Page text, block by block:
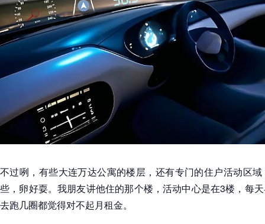
不过咧，有些大连万达公寓的楼层，还有专门的住户活动区
些，卵好耍。我朋友讲他住的那个楼，活动中心是在3楼，每
去跑几圈都觉得对不起月租金。